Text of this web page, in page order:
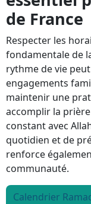
de France
Respecter les
fondamentale de
rythme de vie
engagements
maintenir une
accomplir la
constant avec
quotidien et de
renforce
communauté.
Calendrier